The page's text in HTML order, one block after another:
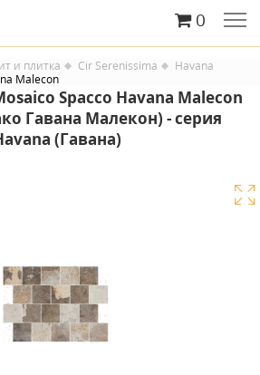
0
и плитка Cir Serenissima
Havana
Malecon
Spacco Havana Malecon
Гавана Малекон) - серия
(Гавана)